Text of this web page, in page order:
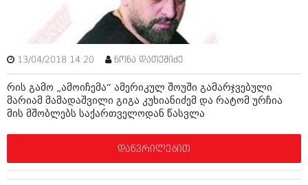
პოლიტიკა
ინტერვიუები
ამბები
საზოგადოება
მოდი, ვილაპარაკოთ
რელიგია
მოდი, ვილაპარაკოთ
მოდა + დიზაინი
რელიგია
მედიცინა
კადრს მიღმა
13/04/2018 14:20 ნონა დათეშიძე
რის გამო „ამოიჩემა“ ამერიკულ შოუში გამარჯვებული
მარიამ მამადაშვილი გიგა კუხიანიძემ და რატომ ურჩია
მის მშობლებს საქართველოდან წასვლა
დაწვრილებით